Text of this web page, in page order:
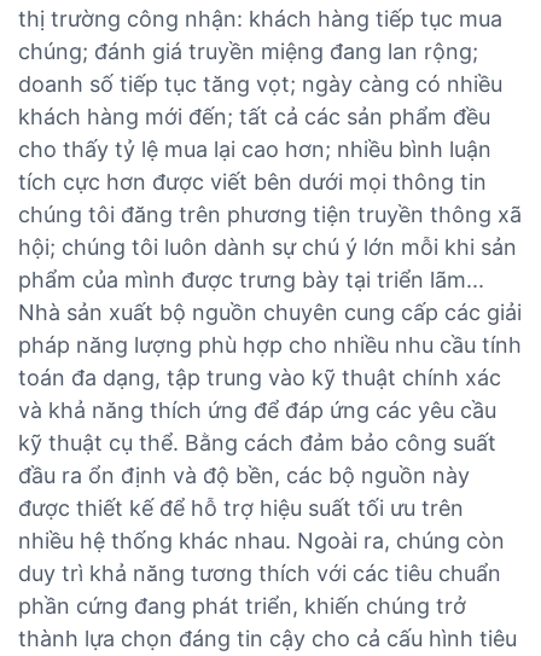
thị trường công nhận: khách hàng tiếp tục mua
chúng; đánh giá truyền miệng đang lan rộng;
doanh số tiếp tục tăng vọt; ngày càng có nhiều
khách hàng mới đến; tất cả các sản phẩm đều
cho thấy tỷ lệ mua lại cao hơn; nhiều bình luận
tích cực hơn được viết bên dưới mọi thông tin
chúng tôi đăng trên phương tiện truyền thông xã
hội; chúng tôi luôn dành sự chú ý lớn mỗi khi sản
phẩm của mình được trưng bày tại triển lãm...
Nhà sản xuất bộ nguồn chuyên cung cấp các giải
pháp năng lượng phù hợp cho nhiều nhu cầu tính
toán đa dạng, tập trung vào kỹ thuật chính xác
và khả năng thích ứng để đáp ứng các yêu cầu
kỹ thuật cụ thể. Bằng cách đảm bảo công suất
đầu ra ổn định và độ bền, các bộ nguồn này
được thiết kế để hỗ trợ hiệu suất tối ưu trên
nhiều hệ thống khác nhau. Ngoài ra, chúng còn
duy trì khả năng tương thích với các tiêu chuẩn
phần cứng đang phát triển, khiến chúng trở
thành lựa chọn đáng tin cậy cho cả cấu hình tiêu